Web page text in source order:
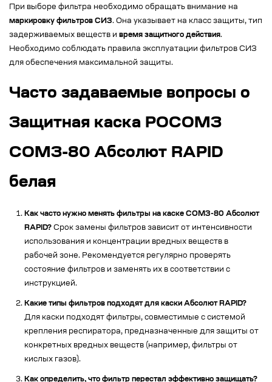
При выборе фильтра необходимо обращать внимание на
маркировку фильтров СИЗ. Она указывает на класс защиты, тип
задерживаемых веществ и время защитного действия.
Необходимо соблюдать правила эксплуатации фильтров СИЗ
для обеспечения максимальной защиты.
Часто задаваемые вопросы о
Защитная каска РОСОМЗ
СОМЗ-80 Абсолют RAPID
белая
Как часто нужно менять фильтры на каске СОМЗ-80 Абсолют
RAPID? Срок замены фильтров зависит от интенсивности
использования и концентрации вредных веществ в
рабочей зоне. Рекомендуется регулярно проверять
состояние фильтров и заменять их в соответствии с
инструкцией.
Какие типы фильтров подходят для каски Абсолют RAPID?
Для каски подходят фильтры, совместимые с системой
крепления респиратора, предназначенные для защиты от
конкретных вредных веществ (например, фильтры от
кислых газов).
Как определить, что фильтр перестал эффективно защищать?